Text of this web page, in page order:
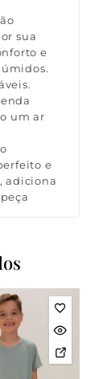
sua
e
um ar
e
adiciona